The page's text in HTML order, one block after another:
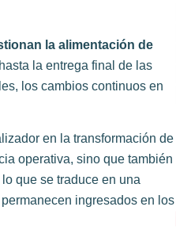
la alimentación de
la entrega final de las
los cambios continuos en
en la transformación de
operativa, sino que también
que se traduce en una
ingresados en los